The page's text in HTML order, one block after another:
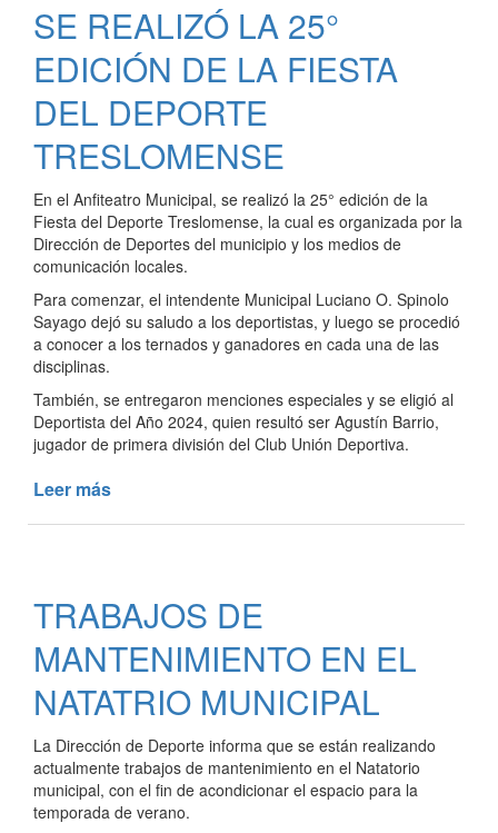
TENIS
EN
EL
POLIDEPORTIVO
MUNICIPAL
SE REALIZÓ LA 25°
EDICIÓN DE LA FIESTA
DEL DEPORTE
TRESLOMENSE
En el Anfiteatro Municipal, se realizó la 25° edición de la
Fiesta del Deporte Treslomense, la cual es organizada por la
Dirección de Deportes del municipio y los medios de
comunicación locales.
Para comenzar, el intendente Municipal Luciano O. Spinolo
Sayago dejó su saludo a los deportistas, y luego se procedió
a conocer a los ternados y ganadores en cada una de las
disciplinas.
También, se entregaron menciones especiales y se eligió al
Deportista del Año 2024, quien resultó ser Agustín Barrio,
jugador de primera división del Club Unión Deportiva.
Leer más
EDICIÓN
DE
LA
FIESTA
DEL
DEPORTE
TRESLOMENSE
TRABAJOS DE
MANTENIMIENTO EN EL
NATATRIO MUNICIPAL
La Dirección de Deporte informa que se están realizando
actualmente trabajos de mantenimiento en el Natatorio
municipal, con el fin de acondicionar el espacio para la
temporada de verano.